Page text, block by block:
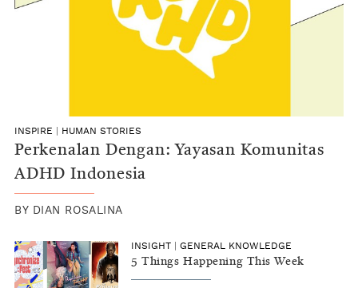
INSPIRE HUMAN STORIES
Perkenalan Dengan: Yayasan Komunitas
ADHD Indonesia
BY DIAN ROSALINA
INSIGHT GENERAL KNOWLEDGE
5 Things Happening This Week